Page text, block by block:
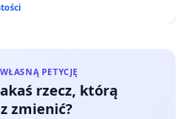
PETYCJĘ
rzecz, którą
zmienić?